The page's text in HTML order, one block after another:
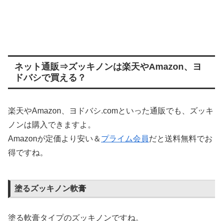
ネット通販⇒ズッキノンは楽天やAmazon、ヨ
ドバシで買える？
楽天やAmazon、ヨドバシ.comといった通販でも、ズッキ
ノンは購入できますよ。
Amazonが定価より安い＆ プライム会員だと送料無料でお
得ですね。
塗るズッキノン軟膏
塗る軟膏タイプのズッキノンですね。